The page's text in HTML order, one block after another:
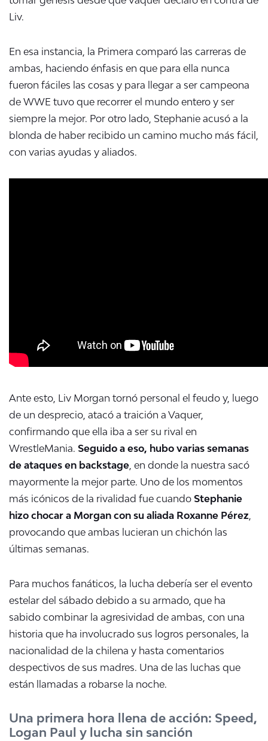
Liv.
En esa instancia, la Primera comparó las carreras de
ambas, haciendo énfasis en que para ella nunca
fueron fáciles las cosas y para llegar a ser campeona
de WWE tuvo que recorrer el mundo entero y ser
siempre la mejor. Por otro lado, Stephanie acusó a la
blonda de haber recibido un camino mucho más fácil,
con varias ayudas y aliados.
Ante esto, Liv Morgan tornó personal el feudo y, luego
de un desprecio, atacó a traición a Vaquer,
confirmando que ella iba a ser su rival en
WrestleMania. Seguido a eso, hubo varias semanas
de ataques en backstage, en donde la nuestra sacó
mayormente la mejor parte. Uno de los momentos
más icónicos de la rivalidad fue cuando Stephanie
hizo chocar a Morgan con su aliada Roxanne Pérez,
provocando que ambas lucieran un chichón las
últimas semanas.
Para muchos fanáticos, la lucha debería ser el evento
estelar del sábado debido a su armado, que ha
sabido combinar la agresividad de ambas, con una
historia que ha involucrado sus logros personales, la
nacionalidad de la chilena y hasta comentarios
despectivos de sus madres. Una de las luchas que
están llamadas a robarse la noche.
Una primera hora llena de acción: Speed,
Logan Paul y lucha sin sanción